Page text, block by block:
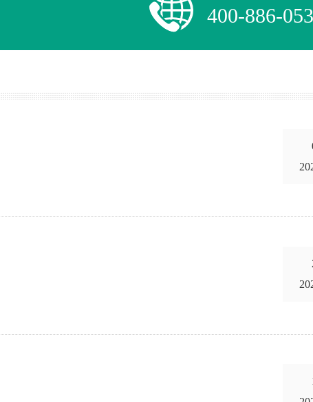
400-886-